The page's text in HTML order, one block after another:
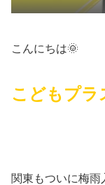
こんにちは🌞
こどもプラ
関東もついに梅